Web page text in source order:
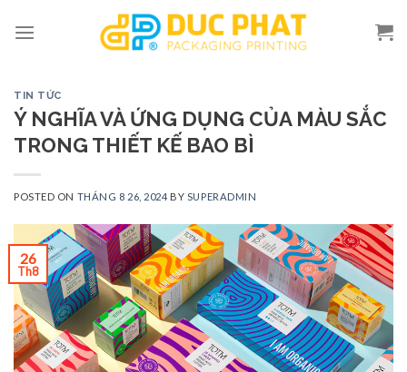
TIN TỨC
Ý NGHĨA VÀ ỨNG DỤNG CỦA MÀU SẮC
TRONG THIẾT KẾ BAO BÌ
POSTED ON THÁNG 8 26, 2024 BY SUPERADMIN
26
Th8